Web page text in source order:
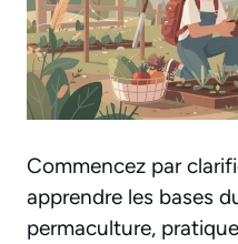
Commencez par
apprendre les bases
permaculture,